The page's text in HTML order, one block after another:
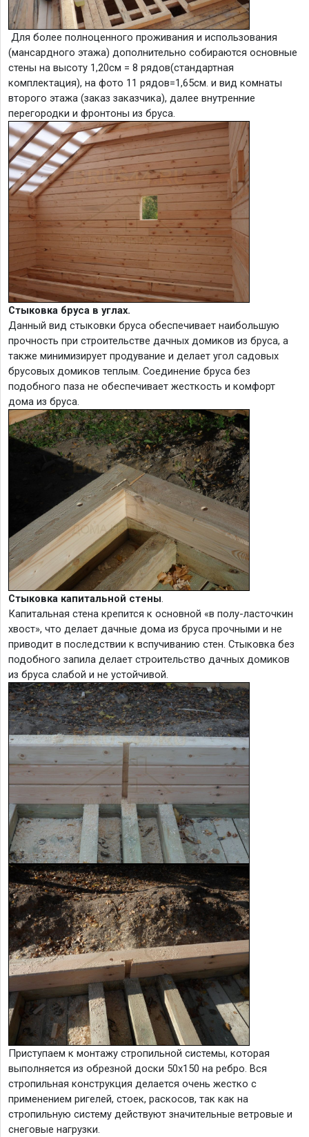
Для более полноценного проживания и использования
(мансардного этажа) дополнительно собираются основные
стены на высоту 1,20см = 8 рядов(стандартная
комплектация), на фото 11 рядов=1,65см. и вид комнаты
второго этажа (заказ заказчика), далее внутренние
перегородки и фронтоны из бруса.
Стыковка бруса в углах.
Данный вид стыковки бруса обеспечивает наибольшую
прочность при строительстве дачных домиков из бруса, а
также минимизирует продувание и делает угол садовых
брусовых домиков теплым. Соединение бруса без
подобного паза не обеспечивает жесткость и комфорт
дома из бруса.
Стыковка капитальной стены.
Капитальная стена крепится к основной «в полу-ласточкин
хвост», что делает дачные дома из бруса прочными и не
приводит в последствии к вспучиванию стен. Стыковка без
подобного запила делает строительство дачных домиков
из бруса слабой и не устойчивой.
Приступаем к монтажу стропильной системы, которая
выполняется из обрезной доски 50х150 на ребро. Вся
стропильная конструкция делается очень жестко с
применением ригелей, стоек, раскосов, так как на
стропильную систему действуют значительные ветровые и
снеговые нагрузки.